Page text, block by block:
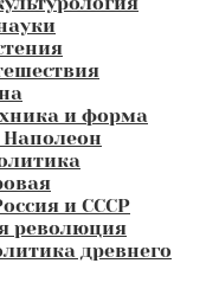
и форма
Наполеон
и СССР
революция
древнего